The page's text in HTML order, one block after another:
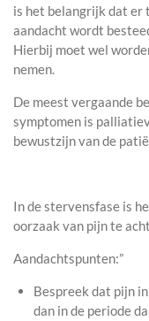
is het belangrijk dat er
aandacht wordt
Hierbij moet wel
nemen.
De meest vergaande
symptomen is
bewustzijn van de
In de stervensfase is
oorzaak van pijn te
Aandachtspunten:”
Bespreek dat pijn
dan in de periode